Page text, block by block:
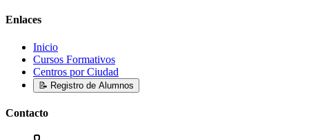
Enlaces
Inicio
Cursos Formativos
Centros por Ciudad
📝 Registro de Alumnos
Contacto